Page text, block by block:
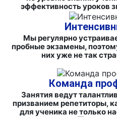
эффективность уроков
Мы регулярно
пробные экзамены,
них уже не так
Команда
Занятия ведут
призванием репетиторы,
для ученика не только